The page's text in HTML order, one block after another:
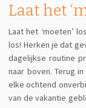
Laat het
Laat het ‘moeten’
los! Herken je dat
dagelijkse routine
naar boven. Terug
elke ochtend
van de vakantie